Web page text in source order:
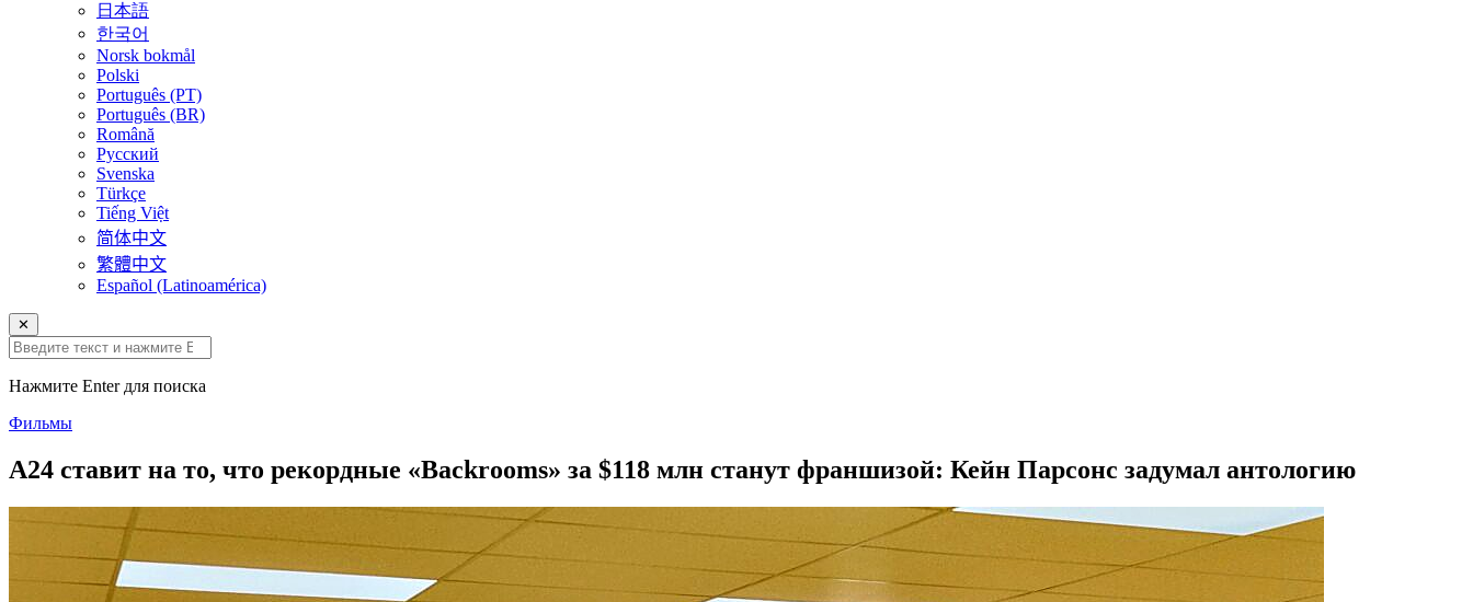
日本語
한국어
Norsk bokmål
Polski
Português (PT)
Português (BR)
Română
Русский
Svenska
Türkçe
Tiếng Việt
简体中文
繁體中文
Español (Latinoamérica)
✕
Нажмите Enter для поиска
Фильмы
A24 ставит на то, что рекордные «Backrooms» за $118 млн станут франшизой: Кейн Парсонс задумал антологию